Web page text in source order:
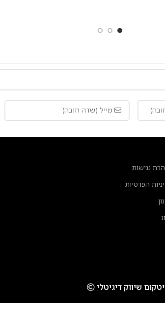
נגישות
הפרטיות
שיווק דיגיטלי